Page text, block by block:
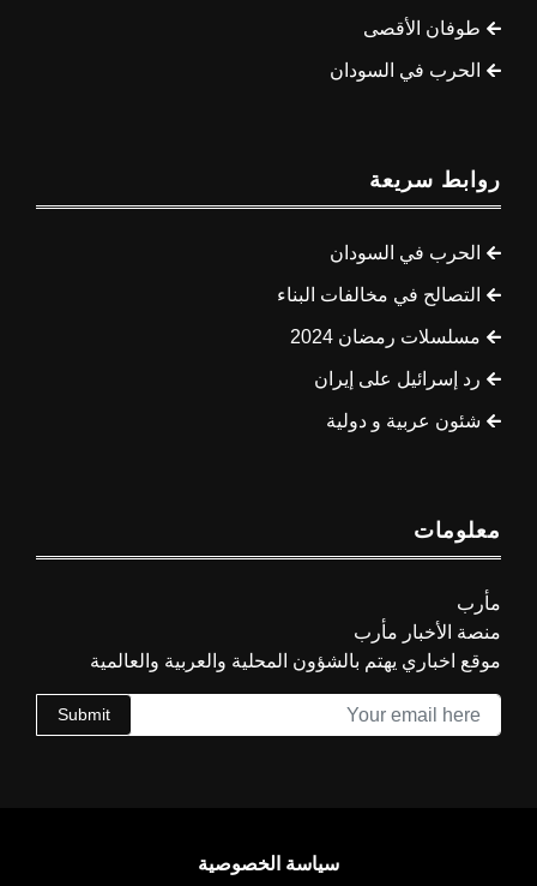
طوفان الأقصى
الحرب في السودان
روابط سريعة
الحرب في السودان
التصالح في مخالفات البناء
مسلسلات رمضان 2024
رد إسرائيل على إيران
شئون عربية و دولية
معلومات
مأرب
منصة الأخبار مأرب
موقع اخباري يهتم بالشؤون المحلية والعربية والعالمية
Submit
سياسة الخصوصية